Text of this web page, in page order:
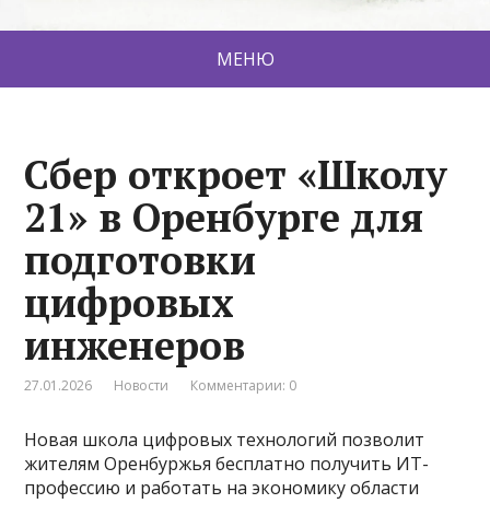
МЕНЮ
Сбер откроет «Школу
21» в Оренбурге для
подготовки
цифровых
инженеров
27.01.2026 Новости Комментарии: 0
Новая школа цифровых технологий позволит
жителям Оренбуржья бесплатно получить ИТ-
профессию и работать на экономику области